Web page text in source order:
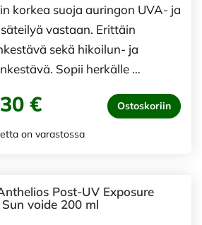
korkea suoja auringon UVA- ja
vastaan. Erittäin
sekä hikoilun- ja
Sopii herkälle …
€ Ostoskoriin
on varastossa
Post-UV Exposure
voide 200 ml